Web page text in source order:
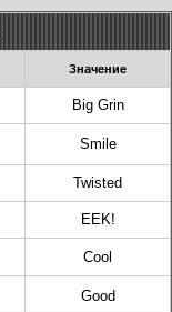
Значение
Big Grin
Smile
Twisted
EEK!
Cool
Good